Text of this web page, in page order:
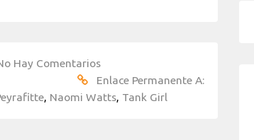
Hay Comentarios
Enlace Permanente A:
, Naomi Watts, Tank Girl